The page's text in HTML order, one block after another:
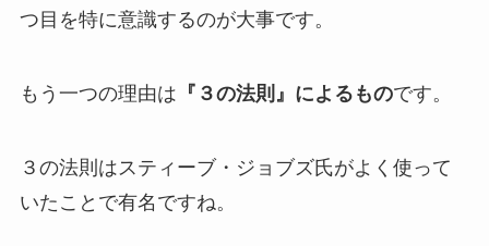
つ目を特に意識するのが大事です。
もう一つの理由は 『３の法則』によるものです。
３の法則はスティーブ・ジョブズ氏がよく使って
いたことで有名ですね。